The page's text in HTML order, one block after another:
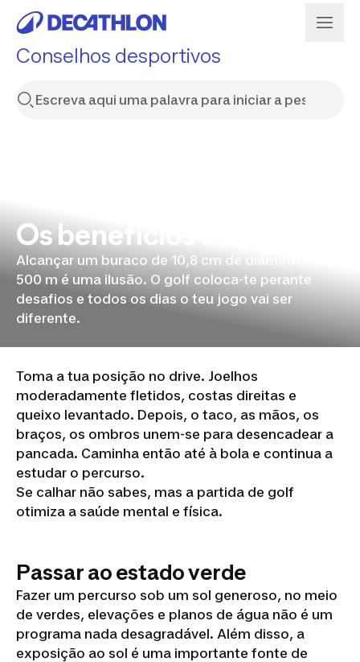
Conselhos desportivos
Os benefícios do golf
Alcançar um buraco de 10,8 cm de diâmetro a
500 m é uma ilusão. O golf coloca-te perante
desafios e todos os dias o teu jogo vai ser
diferente.
Toma a tua posição no drive. Joelhos
moderadamente fletidos, costas direitas e
queixo levantado. Depois, o taco, as mãos, os
braços, os ombros unem-se para desencadear a
pancada. Caminha então até à bola e continua a
estudar o percurso.
Se calhar não sabes, mas a partida de golf
otimiza a saúde mental e física.
Passar ao estado verde
Fazer um percurso sob um sol generoso, no meio
de verdes, elevações e planos de água não é um
programa nada desagradável. Além disso, a
exposição ao sol é uma importante fonte de